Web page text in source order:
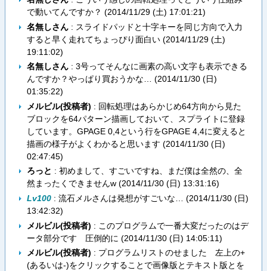
で動いてんですか？ (2014/11/29 (土) 17:01:21)
名無しさん: スライドパッドと十字キーを同じ方向で入力
すると早く走れてちょっぴり面白い (2014/11/29 (土)
19:11:02)
名無しさん: 3号ってそんなに画素の高い文字も表示できる
んですか？やっぱり買おうかな… (2014/11/30 (日)
01:35:22)
メルビル(投稿者) : 回転処理はあらかじめ64方向から見た
ブロックを64パターン描画しておいて、スプライトに登録
しています。GPAGE 0,4という行をGPAGE 4,4に変えると
描画の様子がよくわかると思います (2014/11/30 (日)
02:47:45)
ろっと : 初めまして、すごいですね、まだ僕は全然の、全
然まったくできませんw (2014/11/30 (日) 13:31:16)
Lv100 : 流石メルさんは発想がすごいな… (2014/11/30 (日)
13:42:32)
メルビル(投稿者) : このプログラムで一番大変だったのはデ
ータ部分です 圧倒的に (2014/11/30 (日) 14:05:11)
メルビル(投稿者) : プログラムリストのせました 左上の+
(あるいは-)をクリックすることで画像版とテキスト版とを